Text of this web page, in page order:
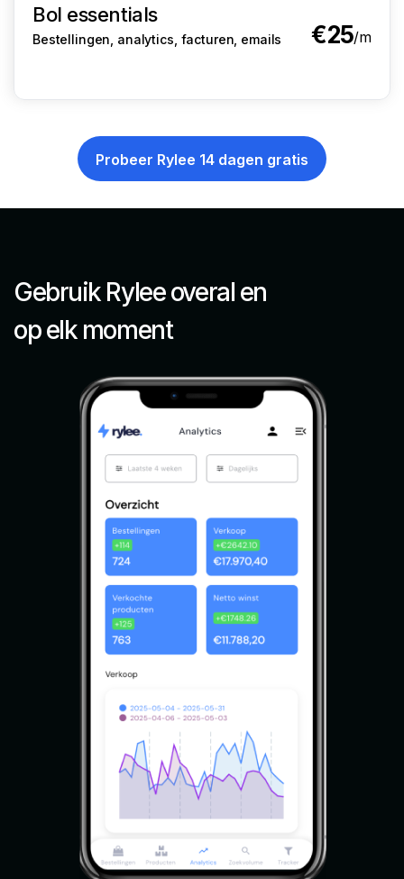
Bol essentials
Bestellingen, analytics, facturen, emails €25/m
Probeer Rylee 14 dagen gratis
Gebruik Rylee overal en
op elk moment